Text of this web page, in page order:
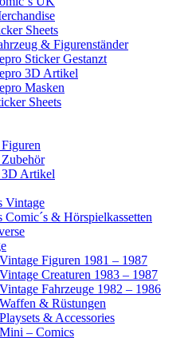
Sheets
& Figurenständer
Sticker Gestanzt
3D Artikel
Masken
Sheets
Artikel
Vintage
Comic´s & Hörspielkassetten
Figuren 1981 – 1987
Creaturen 1983 – 1987
Fahrzeuge 1982 – 1986
& Rüstungen
& Accessories
– Comics